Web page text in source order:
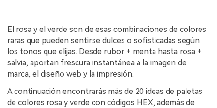
El rosa y el verde son de esas combinaciones de colores
raras que pueden sentirse dulces o sofisticadas según
los tonos que elijas. Desde rubor + menta hasta rosa +
salvia, aportan frescura instantánea a la imagen de
marca, el diseño web y la impresión.
A continuación encontrarás más de 20 ideas de paletas
de colores rosa y verde con códigos HEX, además de